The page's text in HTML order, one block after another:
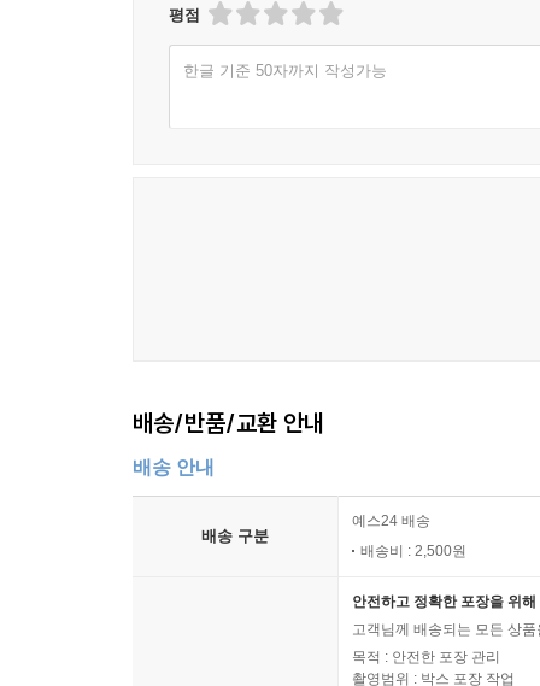
평점
한글 기준 50자까지 작성가능
배송/반품/교환 안내
배송 안내
배송 구분
예스24 배송
배송비 : 2,500원
안전하고 정확한 포장을 위
고객님께 배송되는 모든 상
목적 : 안전한 포장 관리
촬영범위 : 박스 포장 작업